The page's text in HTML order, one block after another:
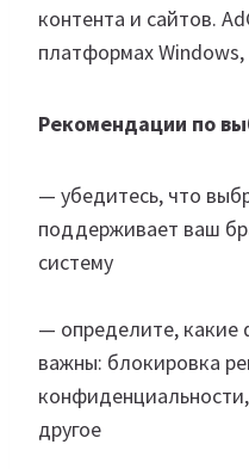
контента и сайтов.
платформах Windows,
Рекомендации по
— убедитесь, что
поддерживает ваш
систему
— определите, какие
важны: блокировка
другое